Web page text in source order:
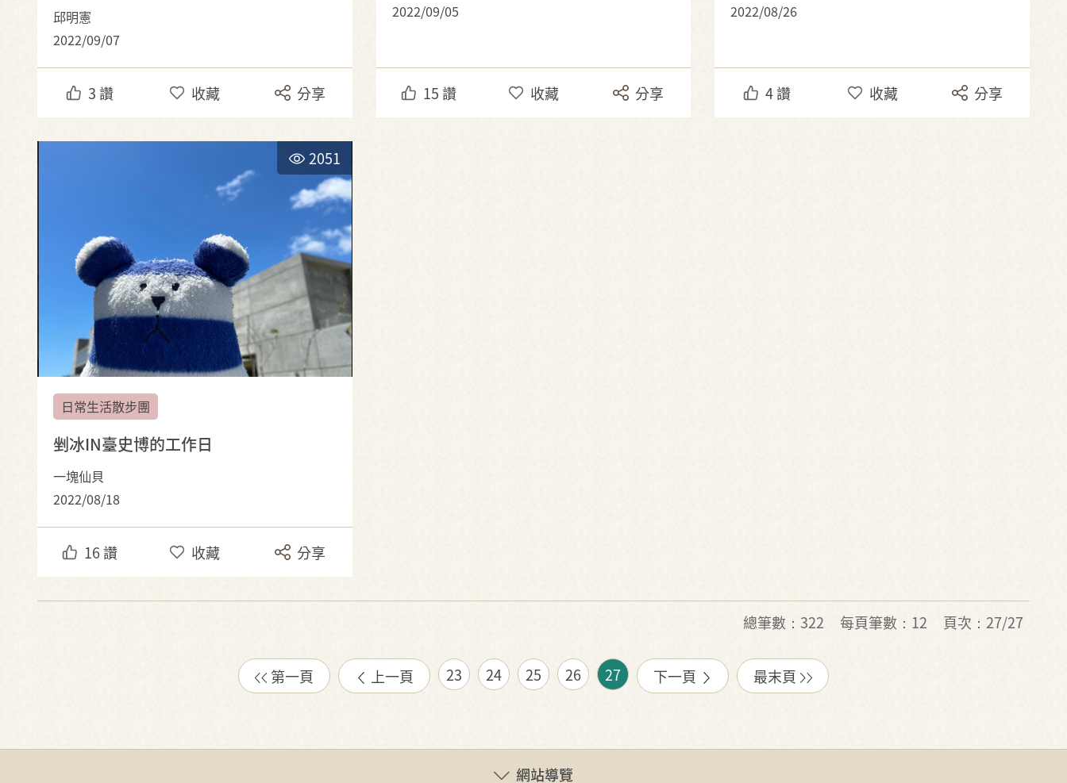
邱明憲
2022/09/07
3讚 收藏 分享
2022/09/05
15讚 收藏 分享
2022/08/26
4讚 收藏 分享
2051
日常生活散步團
剉冰IN臺史博的工作日
一塊仙貝
2022/08/18
16讚 收藏 分享
總筆數：322 每頁筆數：12 頁次：27/27
第一頁 上一頁 23 24 25 26 27 下一頁 最末頁
網站導覽